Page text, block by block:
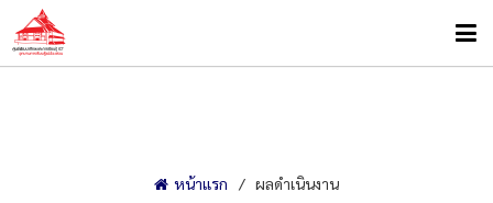
หน้าแรก ผลดำเนินงาน